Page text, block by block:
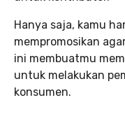
Hanya saja, kamu
mempromosikan
ini membuatmu
untuk melakukan
konsumen.